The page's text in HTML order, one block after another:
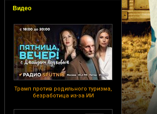
Видео
Трамп против родильного туризма,
безработица из-за ИИ